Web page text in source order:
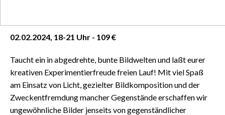
02.02.2024, 18-21 Uhr - 109 €
Taucht ein in abgedrehte, bunte Bildwelten und laßt eurer
kreativen Experimentierfreude freien Lauf! Mit viel Spaß
am Einsatz von Licht, gezielter Bildkomposition und der
Zweckentfremdung mancher Gegenstände erschaffen wir
ungewöhnliche Bilder jenseits von gegenständlicher